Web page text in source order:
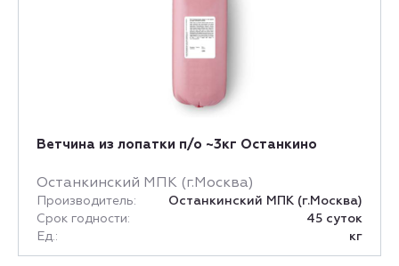
Ветчина из лопатки п/о ~3кг Останкино
Останкинский МПК (г.Москва)
Производитель:
Останкинский МПК (г.Москва)
Срок годности:
45 суток
Ед.:
кг